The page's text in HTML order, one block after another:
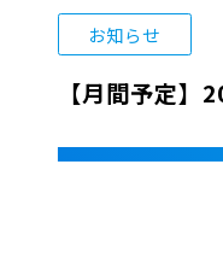
お知らせ
【月間予定】